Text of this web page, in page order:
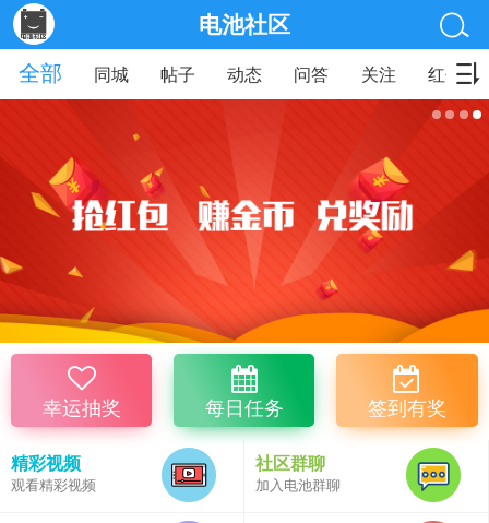
电池社区
全部
同城 帖子 动态 问答 关注 红包
幸运抽奖 每日任务 签到有奖
精彩视频
观看精彩视频
社区群聊
加入电池群聊